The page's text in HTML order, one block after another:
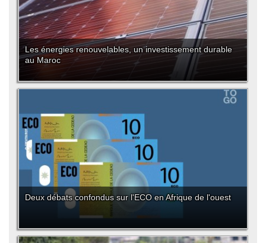
Les énergies renouvelables, un investissement durable
au Maroc
Deux débats confondus sur l'ECO en Afrique de l'ouest